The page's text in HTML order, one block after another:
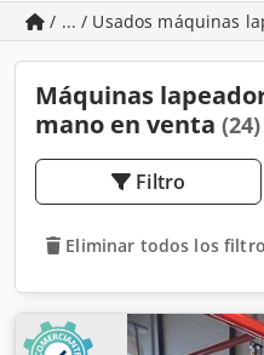
/ ... / Usados máquinas
Máquinas
mano en venta (24)
Filtro
Eliminar todos los